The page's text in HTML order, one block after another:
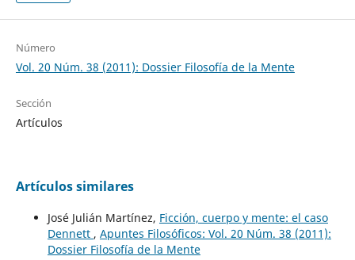
Número
Vol. 20 Núm. 38 (2011): Dossier Filosofía de la Mente
Sección
Artículos
Artículos similares
José Julián Martínez, Ficción, cuerpo y mente: el caso
Dennett , Apuntes Filosóficos: Vol. 20 Núm. 38 (2011):
Dossier Filosofía de la Mente